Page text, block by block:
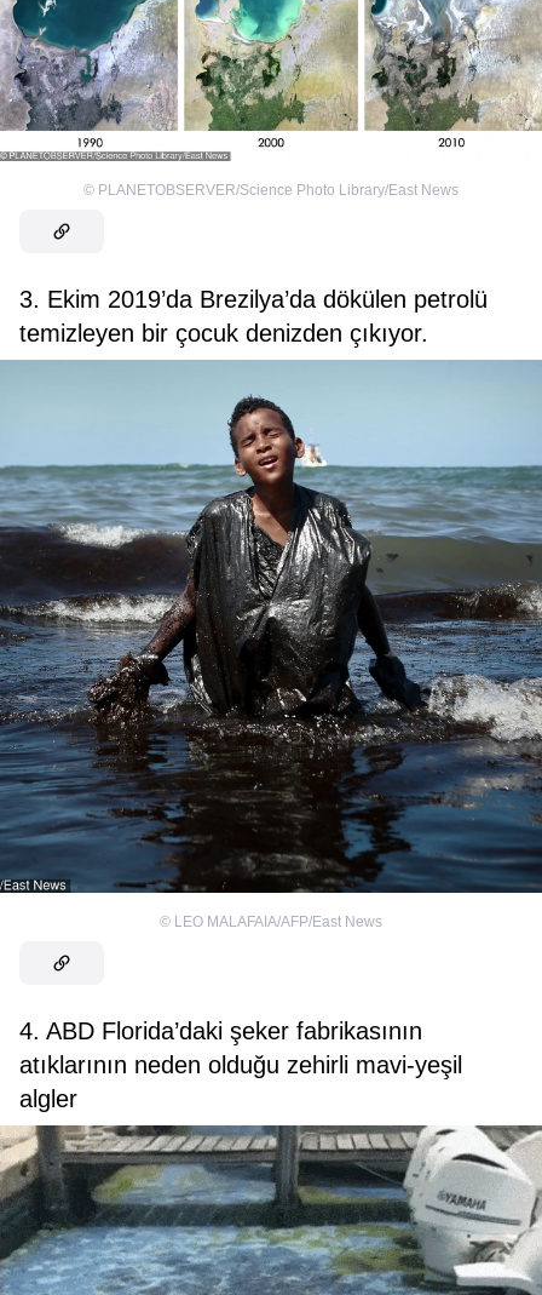
© PLANETOBSERVER/Science Photo Library/East News
3. Ekim 2019’da Brezilya’da dökülen petrolü
temizleyen bir çocuk denizden çıkıyor.
© LEO MALAFAIA/AFP/East News
4. ABD Florida’daki şeker fabrikasının
atıklarının neden olduğu zehirli mavi-yeşil
algler